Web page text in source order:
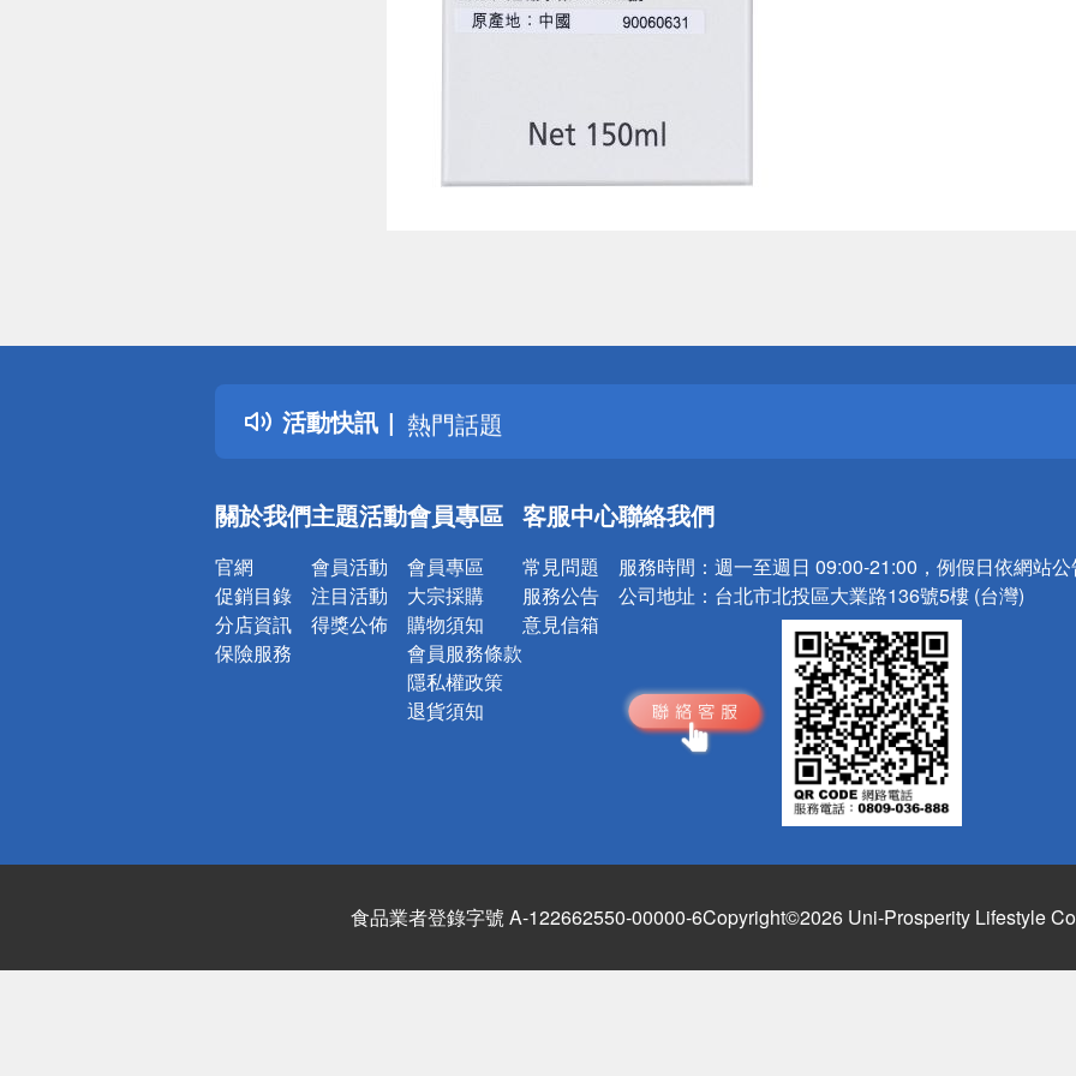
活動快訊
詐騙網頁！請小心！
得獎公告
熱門話題
銀行優惠
詐騙網頁！請小心！
關於我們
官網
促銷目錄
分店資訊
保險服務
主題活動
會員活動
注目活動
得獎公佈
會員專區
會員專區
大宗採購
購物須知
會員服務條款
隱私權政策
退貨須知
客服中心
常見問題
服務公告
意見信箱
聯絡我們
服務時間： 週一至週日 09:00-21:00，例假日依網站
公司地址： 台北市北投區大業路136號5樓 (台灣)
食品業者登錄字號 A-122662550-00000-6Copyright©2026 Uni-Prosperity Lifestyle